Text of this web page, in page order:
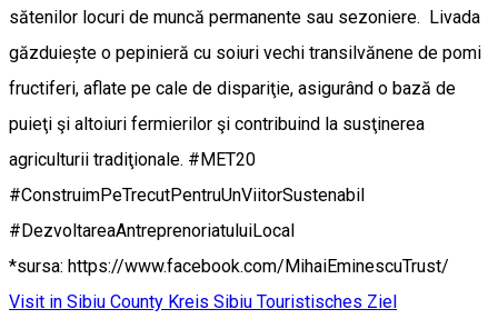
sătenilor locuri de muncă permanente sau sezoniere. Livada
găzduiește o pepinieră cu soiuri vechi transilvănene de pomi
fructiferi, aflate pe cale de dispariţie, asigurând o bază de
puieţi şi altoiuri fermierilor şi contribuind la susţinerea
agriculturii tradiţionale. #MET20
#ConstruimPeTrecutPentruUnViitorSustenabil
#DezvoltareaAntreprenoriatuluiLocal
*sursa: https://www.facebook.com/MihaiEminescuTrust/
Visit in Sibiu County Kreis Sibiu Touristisches Ziel